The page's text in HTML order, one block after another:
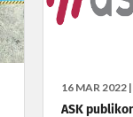
16 MAR 2022 |
ASK